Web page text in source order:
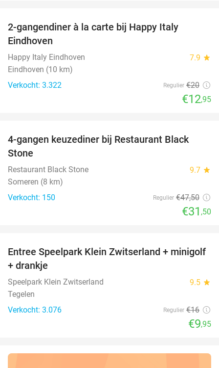
2-gangendiner à la carte bij Happy Italy
Eindhoven
Happy Italy Eindhoven 7.9 star
Eindhoven (10 km)
Verkocht: 3.322
Regulier €20
€12,95
34%
4-gangen keuzediner bij Restaurant Black
Stone
Restaurant Black Stone 9.7 star
Someren (8 km)
Verkocht: 150
Regulier €47,50
€31 ,50
38%
Entree Speelpark Klein Zwitserland + minigolf
+ drankje
Speelpark Klein Zwitserland 9.5 star
Tegelen
Verkocht: 3.076
Regulier €16
€9,95